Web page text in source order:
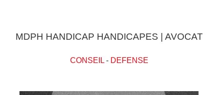
MDPH HANDICAP HANDICAPES | AVOCAT
CONSEIL- DEFENSE